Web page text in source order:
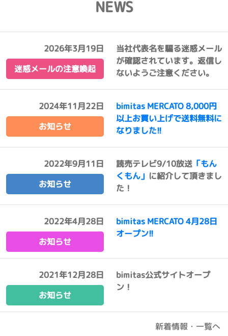
NEWS
2026年3月19日
迷惑メールの注意喚起
当社代表名を騙る迷惑メール
が確認されています。返信し
ないようご注意ください。
2024年11月22日
お知らせ
bimitas MERCATO 8,000円
以上お買い上げで送料無料に
なりました!!
2022年9月11日
お知らせ
読売テレビ9/10放送 「もん
くもん」 に紹介して頂きまし
た！
2022年4月28日
お知らせ
bimitas MERCATO 4月28日
オープン!!
2021年12月28日
お知らせ
bimitas公式サイトオープ
ン！
新着情報・一覧へ